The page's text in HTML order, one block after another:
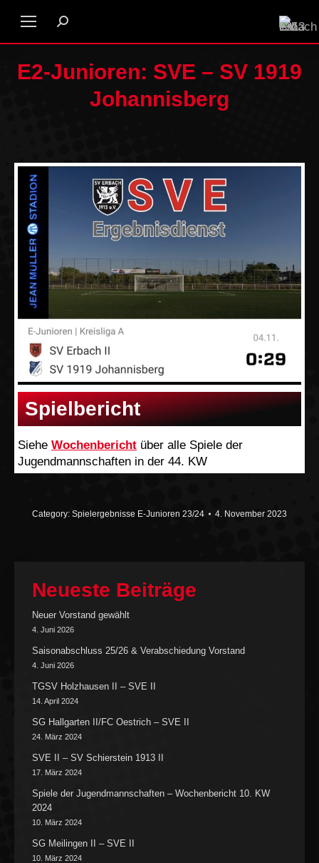
E2-Junioren: SVE – SV 1919
Johannisberg
Spielbericht
Siehe Wochenbericht über alle Spiele der
Jugendmannschaften in der 44. KW
Category: Spielergebnisse E-Junioren 23/24 4. November 2023
Neueste Beiträge
Neuer Vorstand gewählt
4. Juni 2026
Saisonabschluss 25/26 & Verabschiedung Vorstand
4. Juni 2026
TGSV Holzhausen II – SVE II
14. April 2024
SG Hallgarten II/FC Oestrich – SVE II
24. März 2024
SVE II – SV Schierstein 1913 II
17. März 2024
Spiele der Jugendmannschaften – Wochenbericht 10. KW
2024
10. März 2024
SG Meilingen II – SVE II
10. März 2024